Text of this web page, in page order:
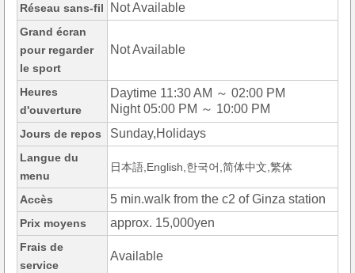
Réseau sans-fil Not Available
Grand écran
pour regarder
le sport
Not Available
Heures
d'ouverture
Daytime 11:30 AM ～ 02:00 PM
Night 05:00 PM ～ 10:00 PM
Jours de repos Sunday,Holidays
Langue du
menu
日本語,English,한국어,简体中文,繁体
Accès 5 min.walk from the c2 of Ginza station
Prix moyens approx. 15,000yen
Frais de
service
Available